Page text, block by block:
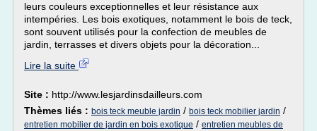
leurs couleurs exceptionnelles et leur résistance aux
intempéries. Les bois exotiques, notamment le bois de teck,
sont souvent utilisés pour la confection de meubles de
jardin, terrasses et divers objets pour la décoration...
Lire la suite
Site : http://www.lesjardinsdailleurs.com
Thèmes liés : bois teck meuble jardin / bois teck mobilier jardin /
entretien mobilier de jardin en bois exotique / entretien meubles de